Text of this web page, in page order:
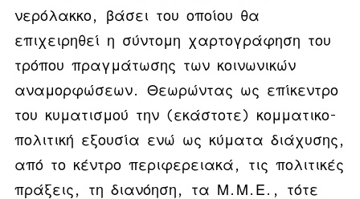
νερόλακκο, βάσει του οποίου θα
επιχειρηθεί η σύντομη χαρτογράφηση του
τρόπου πραγμάτωσης των κοινωνικών
αναμορφώσεων. Θεωρώντας ως επίκεντρο
του κυματισμού την (εκάστοτε) κομματικο-
πολιτική εξουσία ενώ ως κύματα διάχυσης,
από το κέντρο περιφερειακά, τις πολιτικές
πράξεις, τη διανόηση, τα Μ.Μ.Ε., τότε